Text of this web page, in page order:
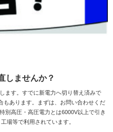
しませんか？
ます。すでに新電力へ切り替え済みで
もあります。まずは、お問い合わせくだ
別高圧・高圧電力とは6000V以上で引き
場等で利用されています。